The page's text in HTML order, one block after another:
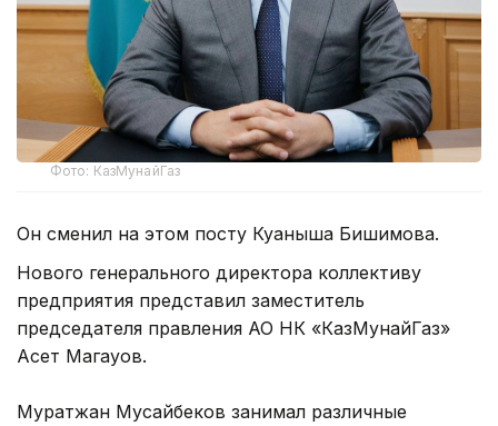
Фото: КазМунайГаз
Он сменил на этом посту Куаныша Бишимова.
Нового генерального директора коллективу
предприятия представил заместитель
председателя правления АО НК «КазМунайГаз»
Асет Магауов.
Муратжан Мусайбеков занимал различные